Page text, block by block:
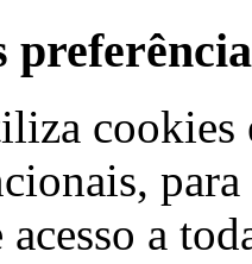
cookies
acesso a